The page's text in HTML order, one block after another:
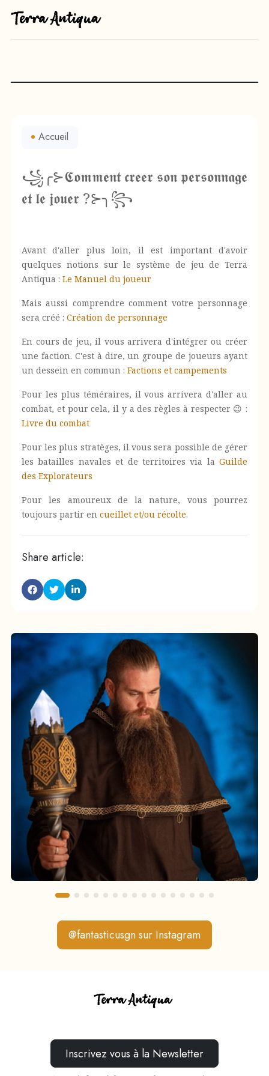
Accueil
꧁╭⊱𝕮𝖔𝖒𝖒𝖊𝖓𝖙 𝖈𝖗𝖊𝖊𝖗 𝖘𝖔𝖓 𝖕𝖊𝖗𝖘𝖔𝖓𝖓𝖆𝖌𝖊
𝖊𝖙 𝖑𝖊 𝖏𝖔𝖚𝖊𝖗 ?⊱╮꧂
Avant d'aller plus loin, il est important d'avoir
quelques notions sur le système de jeu de Terra
Antiqua : Le Manuel du joueur
Mais aussi comprendre comment votre personnage
sera créé : Création de personnage
En cours de jeu, il vous arrivera d'intégrer ou créer
une faction. C'est à dire, un groupe de joueurs ayant
un dessein en commun : Factions et campements
Pour les plus téméraires, il vous arrivera d'aller au
combat, et pour cela, il y a des règles à respecter 😉 :
Livre du combat
Pour les plus stratèges, il vous sera possible de gérer
les batailles navales et de territoires via la Guilde
des Explorateurs
Pour les amoureux de la nature, vous pourrez
toujours partir en cueillet et/ou récolte.
Share article:
@fantasticusgn sur Instagram
Inscrivez vous à la Newsletter